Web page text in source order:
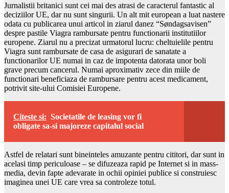
Jurnalistii britanici sunt cei mai des atrasi de caracterul fantastic al
deciziilor UE, dar nu sunt singurii. Un alt mit european a luat nastere
odata cu publicarea unui articol in ziarul danez “Søndagsavisen”
despre pastile Viagra rambursate pentru functionarii institutiilor
europene. Ziarul nu a precizat urmatorul lucru: cheltuielile pentru
Viagra sunt rambursate de casa de asigurari de sanatate a
functionarilor UE numai in caz de impotenta datorata unor boli
grave precum cancerul. Numai aproximativ zece din miile de
functionari beneficiaza de rambursare pentru acest medicament,
potrivit site-ului Comisiei Europene.
Citeste si: Societatile de leasing vor fi
obligate sa-si majoreze capitalul social
Astfel de relatari sunt bineinteles amuzante pentru cititori, dar sunt in
acelasi timp periculoase – se difuzeaza rapid pe Internet si in mass-
media, devin fapte adevarate in ochii opiniei publice si construiesc
imaginea unei UE care vrea sa controleze totul.